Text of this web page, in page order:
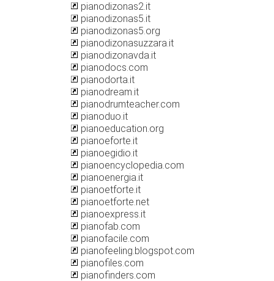
pianodizonas2.it
pianodizonas5.it
pianodizonas5.org
pianodizonasuzzara.it
pianodizonavda.it
pianodocs.com
pianodorta.it
pianodream.it
pianodrumteacher.com
pianoduo.it
pianoeducation.org
pianoeforte.it
pianoegidio.it
pianoencyclopedia.com
pianoenergia.it
pianoetforte.it
pianoetforte.net
pianoexpress.it
pianofab.com
pianofacile.com
pianofeeling.blogspot.com
pianofiles.com
pianofinders.com